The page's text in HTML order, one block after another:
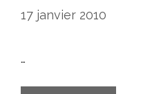
17 janvier 2010
…